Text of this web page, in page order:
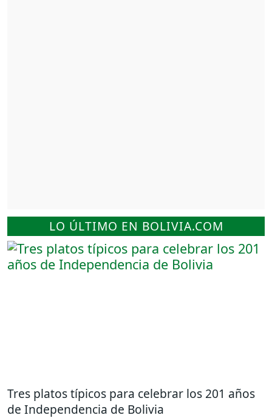
LO ÚLTIMO EN BOLIVIA.COM
Tres platos típicos para celebrar los 201 años
de Independencia de Bolivia